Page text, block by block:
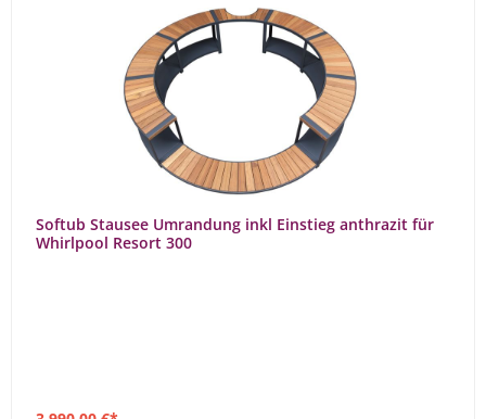
Softub Stausee Umrandung inkl Einstieg anthrazit für
Whirlpool Resort 300